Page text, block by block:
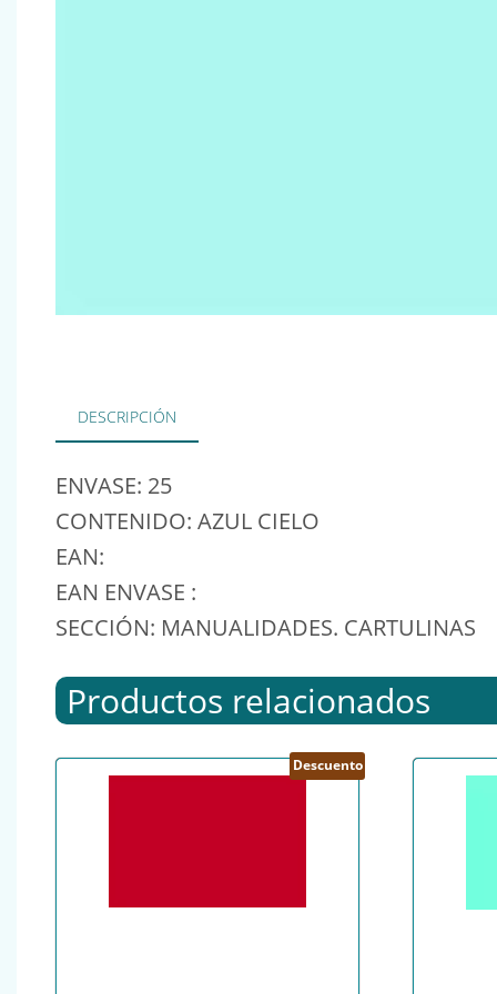
DESCRIPCIÓN
ENVASE: 25
CONTENIDO: AZUL CIELO
EAN:
EAN ENVASE :
SECCIÓN: MANUALIDADES. CARTULINAS
Productos relacionados
Descuento